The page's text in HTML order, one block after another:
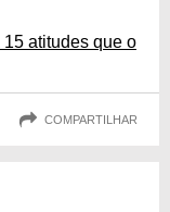
atitudes que o
COMPARTILHAR